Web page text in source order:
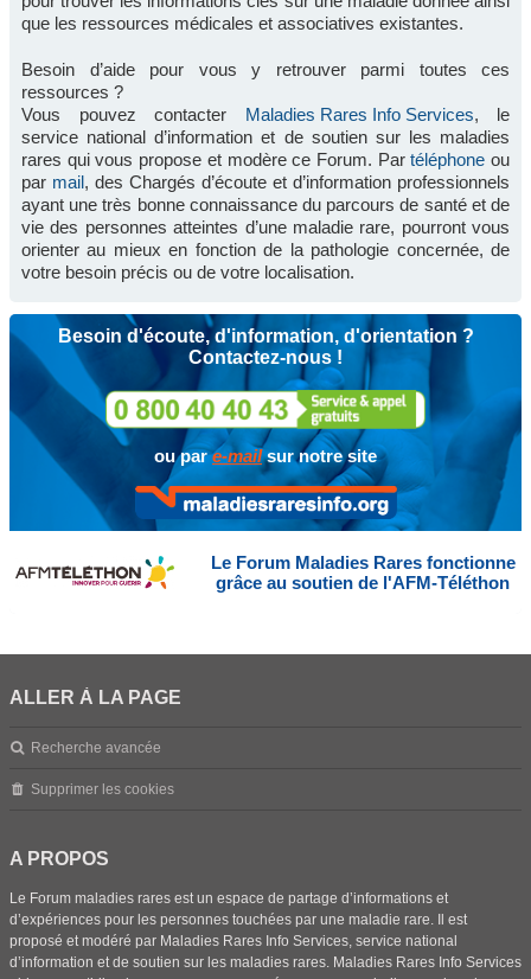
que les ressources médicales et associatives existantes.
Besoin d’aide pour vous y retrouver parmi toutes ces
ressources ?
Vous pouvez contacter Maladies Rares Info Services, le
service national d’information et de soutien sur les maladies
rares qui vous propose et modère ce Forum. Partéléphone ou
par mail, des Chargés d’écoute et d’information professionnels
ayant une très bonne connaissance du parcours de santé et de
vie des personnes atteintes d’une maladie rare, pourront vous
orienter au mieux en fonction de la pathologie concernée, de
votre besoin précis ou de votre localisation.
Besoin d'écoute, d'information, d'orientation ?
Contactez-nous !
ou pare-mailsur notre site
Le Forum Maladies Rares fonctionne
grâce au soutien de l'AFM-Téléthon
ALLER À LA PAGE
Recherche avancée
Supprimer les cookies
A PROPOS
Le Forum maladies rares est un espace de partage d’informations et
d’expériences pour les personnes touchées par une maladie rare. Il est
proposé et modéré par Maladies Rares Info Services, service national
d’information et de soutien sur les maladies rares. Maladies Rares Info Services